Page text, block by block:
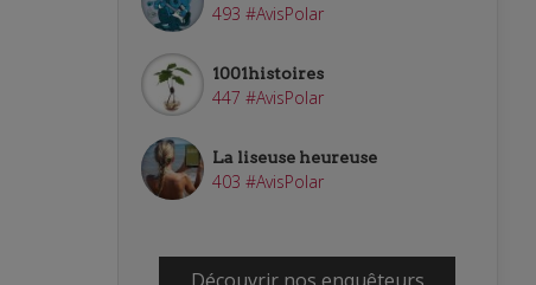
493 #AvisPolar
1001histoires
447 #AvisPolar
La liseuse heureuse
403 #AvisPolar